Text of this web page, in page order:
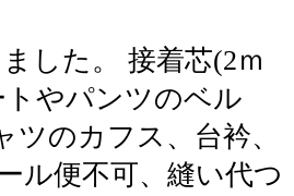
した。 接着芯(2ｍ
やパンツのベル
ツのカフス、台衿、
ル便不可、縫い代つ